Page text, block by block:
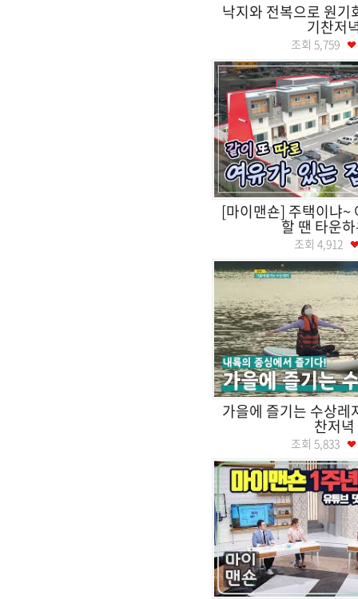
낙지와 전복으로 원기
기찬저
조회 5,759
[마이맨숀] 주택이냐~
할 땐 타운
조회 4,912
가을에 즐기는 수상레
찬저녁
조회 5,833